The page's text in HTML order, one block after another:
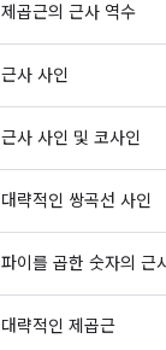
제곱근의 근사 역수
근사 사인
근사 사인 및 코사인
대략적인 쌍곡선 사인
파이를 곱한 숫자의 근
대략적인 제곱근